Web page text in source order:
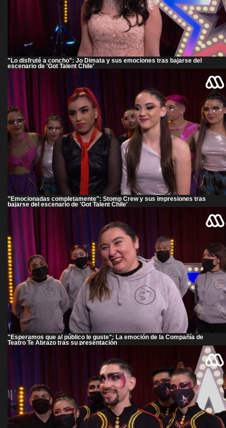
"Lo disfruté a concho": Jo Dimata y sus emociones tras bajarse del
escenario de 'Got Talent Chile'
"Emocionadas completamente": Stomp Crew y sus impresiones tras
bajarse del escenario de 'Got Talent Chile'
"Esperamos que al público le guste": La emoción de la Compañía de
Teatro Te Abrazo tras su presentación